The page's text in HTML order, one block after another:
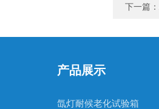
下一篇：
产品展示
氙灯耐候老化试验箱